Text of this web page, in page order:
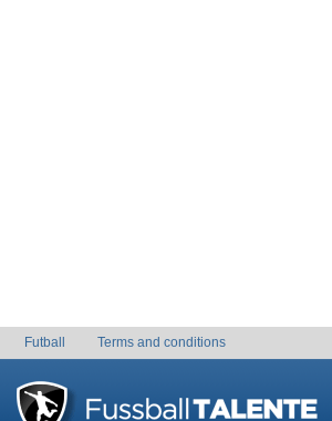
Futball Terms and conditions